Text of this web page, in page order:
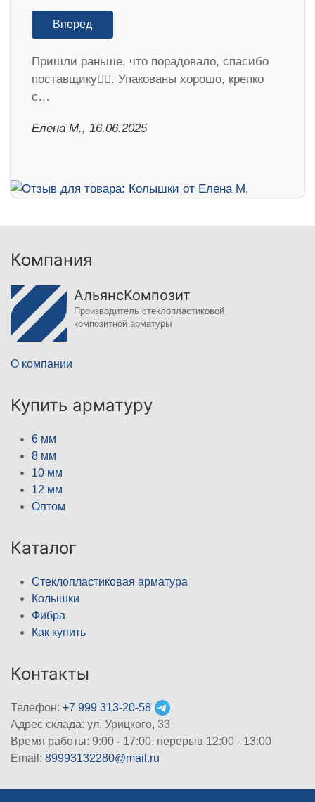
Вперед
Пришли раньше, что порадовало, спасибо
поставщику👍🏻. Упакованы хорошо, крепко
с…
Елена М., 16.06.2025
Компания
АльянсКомпозит
Производитель стеклопластиковой
композитной арматуры
О компании
Купить арматуру
6 мм
8 мм
10 мм
12 мм
Оптом
Каталог
Стеклопластиковая арматура
Колышки
Фибра
Как купить
Контакты
Телефон: +7 999 313-20-58
Адрес склада: ул. Урицкого, 33
Время работы: 9:00 - 17:00, перерыв 12:00 - 13:00
Email: 89993132280@mail.ru